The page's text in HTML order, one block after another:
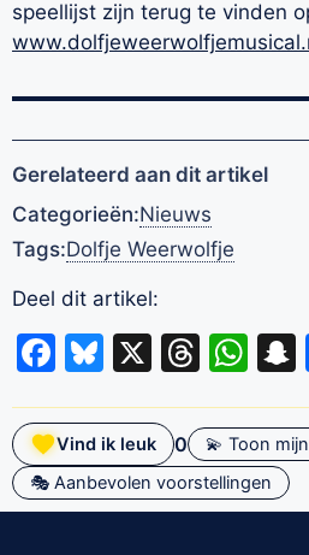
speellijst zijn terug te vinden
Gerelateerd aan dit artikel
Categorieën:Nieuws
Tags:Dolfje Weerwolfje
Deel dit artikel:
Facebook
Bluesky
X
Vind ik leuk 0
💫 Toon
🎭 Aanbevolen voorstellingen